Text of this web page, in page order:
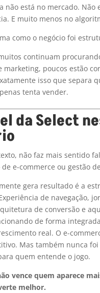
não está no mercado. Não
E muito menos no
como o negócio foi
continuam
marketing, poucos estão
isso que separa
tenta vender.
da Select
não faz mais sentido
e-commerce ou gestão
gera resultado é a
de navegação,
de conversão e
de forma
real. O e-
Mas também nunca foi
quem entende o jogo.
vence quem aparece
melhor.